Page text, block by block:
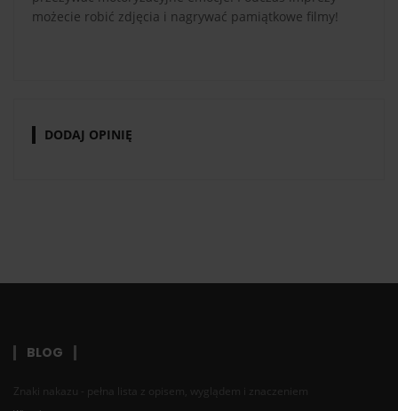
możecie robić zdjęcia i nagrywać pamiątkowe filmy!
DODAJ OPINIĘ
BLOG
Znaki nakazu - pełna lista z opisem, wyglądem i znaczeniem